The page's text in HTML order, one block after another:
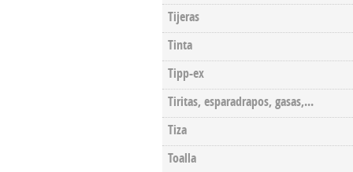
Tijeras
Tinta
Tipp-ex
Tiritas, esparadrapos, gasas,...
Tiza
Toalla